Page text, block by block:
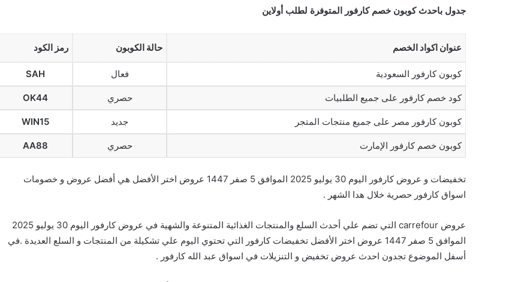
جدول باحدث كوبون خصم كارفور المتوفرة لطلب أولاين
عنوان اكواد الخصم حالة الكوبون رمز الكود
كوبون كارفور السعودية فعال SAH
كود خصم كارفور على جميع الطلبيات حصري OK44
كوبون كارفور مصر على جميع منتجات المتجر جديد WIN15
كوبون خصم كارفور الإمارت حصري AA88
تخفيضات و عروض كارفور اليوم 30 يوليو 2025 الموافق 5 صفر 1447 عروض اختر الأفضل هي أفضل عروض و خصومات
اسواق كارفور حصرية خلال هدا الشهر .
عروض carrefour التي تضم علي أحدث السلع والمنتجات الغذائية المتنوعة والشهية في عروض كارفور اليوم 30 يوليو 2025
الموافق 5 صفر 1447 عروض اختر الأفضل تخفيضات كارفور التي تحتوي اليوم علي تشكيلة من المنتجات و السلع العديدة .في
أسفل الموضوع تجدون احدث عروض تخفيض و التنزيلات في اسواق عبد الله كارفور .